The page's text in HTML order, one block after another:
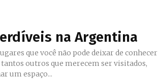
na Argentina
que você não pode deixar de conhecer
outros que merecem ser visitados,
um espaço...